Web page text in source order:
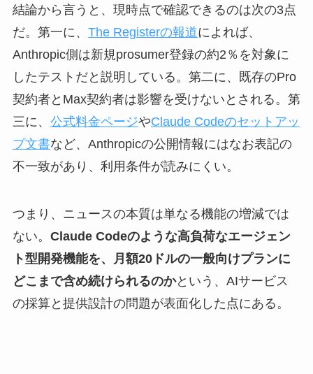
結論から言うと、現時点で確認できるのは次の3点
だ。第一に、 The Registerの報道によれば、
Anthropic側は新規prosumer登録の約2％を対象に
したテストだと説明している。第二に、既存のPro
契約者とMax契約者は影響を受けないとされる。第
三に、 公式料金ページやClaude Codeのセットアッ
プ文書など、Anthropicの公開情報にはなお表記の
不一致があり、利用条件が読みにくい。
つまり、ニュースの本質は単なる機能の増減では
ない。 Claude Codeのような高負荷なエージェン
ト型開発機能を、月額20ドルの一般向けプランに
どこまで含め続けられるのかという、AIサービス
の採算と提供設計の問題が表面化した点にある。